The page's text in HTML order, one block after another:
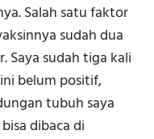
Salah satu faktor
sudah dua
Saya sudah tiga kali
belum positif,
tubuh saya
dibaca di